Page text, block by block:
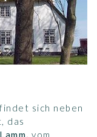
sich neben
das
vom